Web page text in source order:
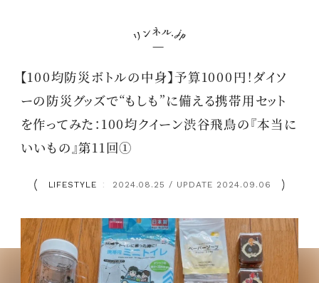
【100均防災ボトルの中身】予算1000円！ダイソ
ーの防災グッズで“もしも”に備える携帯用セット
を作ってみた：100均クイーン渋谷飛鳥の『本当に
いいもの』第11回①
LIFESTYLE ： 2024.08.25 / UPDATE 2024.09.06